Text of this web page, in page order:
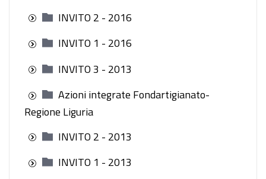
INVITO 2 - 2016
INVITO 1 - 2016
INVITO 3 - 2013
Azioni integrate Fondartigianato-
Regione Liguria
INVITO 2 - 2013
INVITO 1 - 2013